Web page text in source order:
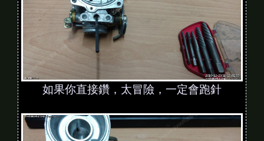
如果你直接鑽，太冒險，一定會跑針